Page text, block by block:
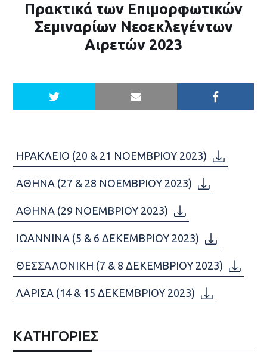
Πρακτικά των Επιμορφωτικών
Σεμιναρίων Νεοεκλεγέντων
Αιρετών 2023
ΗΡΑΚΛΕΙΟ (20 & 21 ΝΟΕΜΒΡΙΟΥ 2023)
ΑΘΗΝΑ (27 & 28 ΝΟΕΜΒΡΙΟΥ 2023)
ΑΘΗΝΑ (29 ΝΟΕΜΒΡΙΟΥ 2023)
ΙΩΑΝΝΙΝΑ (5 & 6 ΔΕΚΕΜΒΡΙΟΥ 2023)
ΘΕΣΣΑΛΟΝΙΚΗ (7 & 8 ΔΕΚΕΜΒΡΙΟΥ 2023)
ΛΑΡΙΣΑ (14 & 15 ΔΕΚΕΜΒΡΙΟΥ 2023)
ΚΑΤΗΓΟΡΙΕΣ